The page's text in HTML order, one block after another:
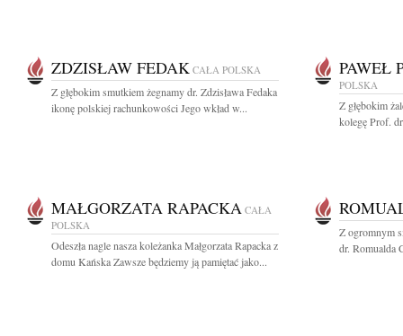
ZDZISŁAW FEDAK CAŁA POLSKA
Z głębokim smutkiem żegnamy dr. Zdzisława Fedaka
ikonę polskiej rachunkowości Jego wkład w...
PAWEŁ
POLSKA
Z głębokim
kolegę Prof.
MAŁGORZATA RAPACKA CAŁA
POLSKA
Odeszła nagle nasza koleżanka Małgorzata Rapacka z
domu Kańska Zawsze będziemy ją pamiętać jako...
Z ogromnym
dr. Romualda